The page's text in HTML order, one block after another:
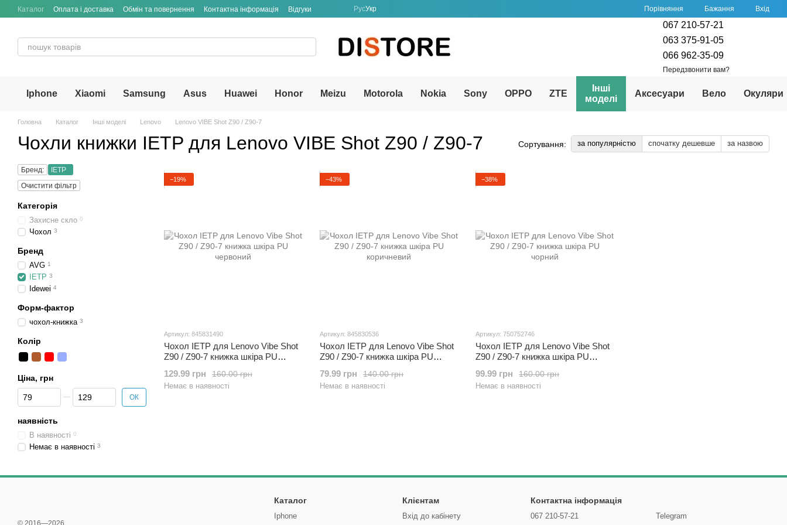
Перейти до основного контенту
Каталог Оплата і доставка Обмін та повернення Контактна інформація Відгуки РусУкр Порівняння Бажання Вхід
067 210-57-21
063 375-91-05
066 962-35-09
Передзвонити вам?
Iphone Xiaomi Samsung Asus Huawei Honor Meizu Motorola Nokia Sony OPPO ZTE
Інші
моделі
Аксесуари Вело Окуляри
Головна Каталог Інші моделі Lenovo Lenovo VIBE Shot Z90 / Z90-7
Чохли книжки IETP для Lenovo VIBE Shot Z90 / Z90-7 Сортування: за популярністю спочатку дешевше за назвою
−19%
Артикул: 845831490
Чохол IETP для Lenovo Vibe Shot
Z90 / Z90-7 книжка шкіра PU
160.00 грн
129.99 грн
Немає в наявності
−43%
Артикул: 845830536
Чохол IETP для Lenovo Vibe Shot
Z90 / Z90-7 книжка шкіра PU
140.00 грн
79.99 грн
Немає в наявності
−38%
Артикул: 750752746
Чохол IETP для Lenovo Vibe Shot
Z90 / Z90-7 книжка шкіра PU
160.00 грн
99.99 грн
Немає в наявності
Бренд:
IETP
Очистити фільтр
Категорія
Захисне скло 0
Чохол 3
Бренд
AVG 1
IETP 3
Idewei 4
Форм-фактор
чохол-книжка 3
Колір
Ціна, грн
Від Ціна, грн
До Ціна, грн ОК
наявність
В наявності 0
Немає в наявності 3
© 2016—2026
Каталог
Iphone
Клієнтам
Вхід до кабінету
Контактна інформація
067 210-57-21 Telegram